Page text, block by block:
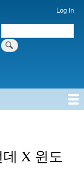
Log in
Search
X 윈도